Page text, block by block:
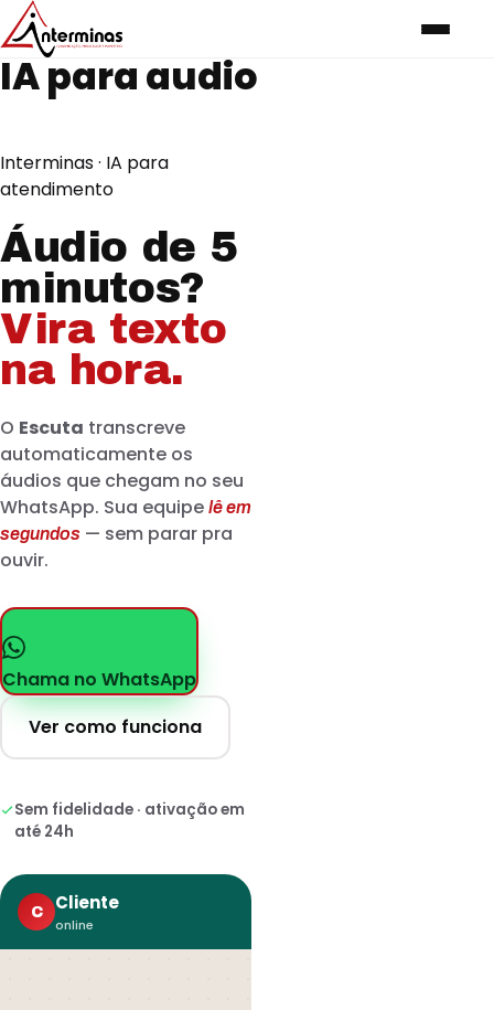
IA para audio
Interminas · IA para
atendimento
Áudio de 5
minutos?
Vira texto
na hora.
O Escuta transcreve
automaticamente os
áudios que chegam no seu
WhatsApp. Sua equipe lê em
segundos — sem parar pra
ouvir.
Chama no WhatsApp
Ver como funciona
Sem fidelidade · ativação em
até 24h
C Cliente
online